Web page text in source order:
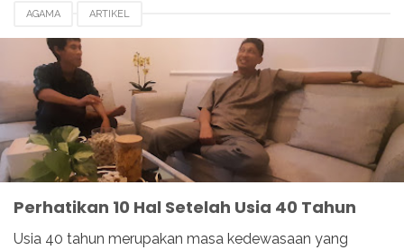
AGAMA ARTIKEL
Perhatikan 10 Hal Setelah Usia 40 Tahun
Usia 40 tahun merupakan masa kedewasaan yang